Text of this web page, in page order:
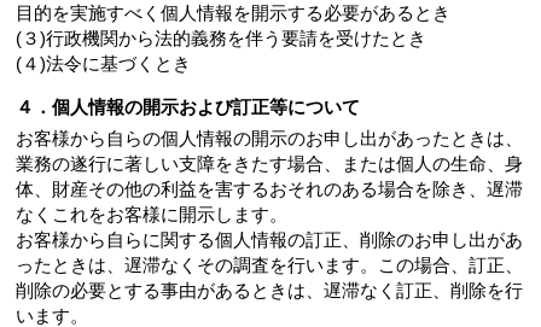
目的を実施すべく個人情報を開示する必要があるとき
(３)行政機関から法的義務を伴う要請を受けたとき
(４)法令に基づくとき
４．個人情報の開示および訂正等について
お客様から自らの個人情報の開示のお申し出があったときは、
業務の遂行に著しい支障をきたす場合、または個人の生命、身
体、財産その他の利益を害するおそれのある場合を除き、遅滞
なくこれをお客様に開示します。
お客様から自らに関する個人情報の訂正、削除のお申し出があ
ったときは、遅滞なくその調査を行います。この場合、訂正、
削除の必要とする事由があるときは、遅滞なく訂正、削除を行
います。